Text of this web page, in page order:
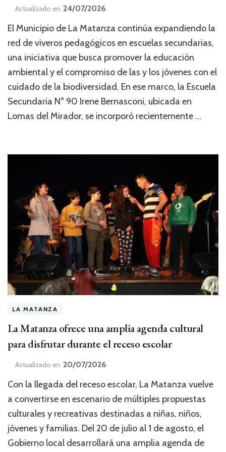
Actualizado en 24/07/2026
El Municipio de La Matanza continúa expandiendo la
red de viveros pedagógicos en escuelas secundarias,
una iniciativa que busca promover la educación
ambiental y el compromiso de las y los jóvenes con el
cuidado de la biodiversidad. En ese marco, la Escuela
Secundaria N° 90 Irene Bernasconi, ubicada en
Lomas del Mirador, se incorporó recientemente …
LA MATANZA
La Matanza ofrece una amplia agenda cultural
para disfrutar durante el receso escolar
Actualizado en 20/07/2026
Con la llegada del receso escolar, La Matanza vuelve
a convertirse en escenario de múltiples propuestas
culturales y recreativas destinadas a niñas, niños,
jóvenes y familias. Del 20 de julio al 1 de agosto, el
Gobierno local desarrollará una amplia agenda de